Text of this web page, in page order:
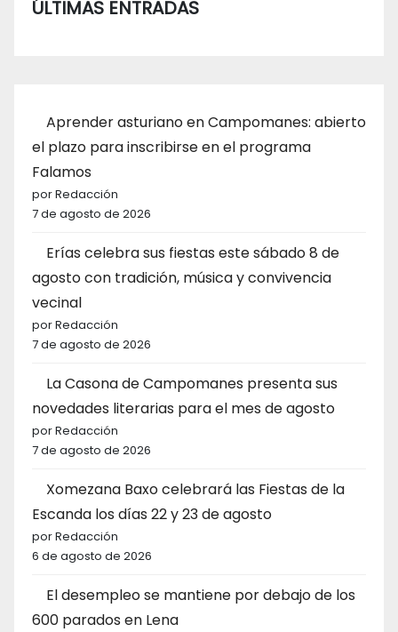
ÚLTIMAS ENTRADAS
Aprender asturiano en Campomanes: abierto
el plazo para inscribirse en el programa
Falamos
por Redacción
7 de agosto de 2026
Erías celebra sus fiestas este sábado 8 de
agosto con tradición, música y convivencia
vecinal
por Redacción
7 de agosto de 2026
La Casona de Campomanes presenta sus
novedades literarias para el mes de agosto
por Redacción
7 de agosto de 2026
Xomezana Baxo celebrará las Fiestas de la
Escanda los días 22 y 23 de agosto
por Redacción
6 de agosto de 2026
El desempleo se mantiene por debajo de los
600 parados en Lena